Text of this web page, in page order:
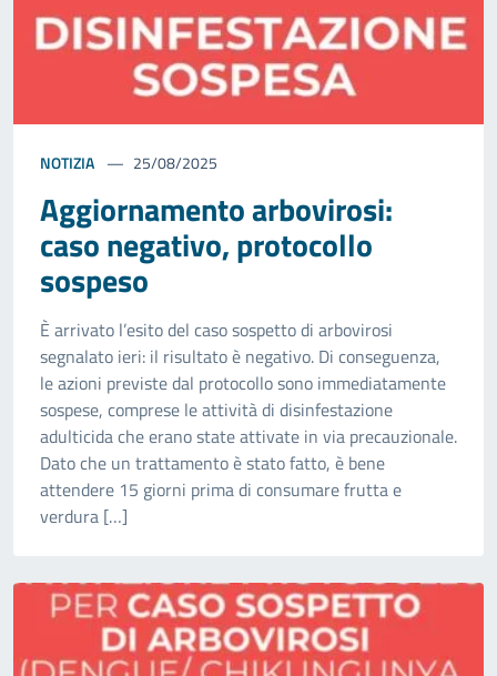
NOTIZIA 25/08/2025
Aggiornamento arbovirosi:
caso negativo, protocollo
sospeso
È arrivato l’esito del caso sospetto di arbovirosi
segnalato ieri: il risultato è negativo. Di conseguenza,
le azioni previste dal protocollo sono immediatamente
sospese, comprese le attività di disinfestazione
adulticida che erano state attivate in via precauzionale.
Dato che un trattamento è stato fatto, è bene
attendere 15 giorni prima di consumare frutta e
verdura […]